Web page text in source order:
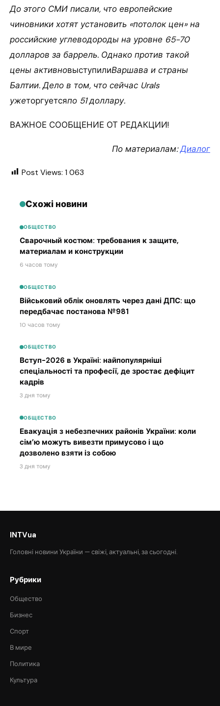
До этого СМИ писали, что европейские
чиновники хотят установить «потолок цен» на
российские углеводороды на уровне 65-70
долларов за баррель. Однако против такой
цены активновыступилиВаршава и страны
Балтии. Дело в том, что сейчас Urals
ужеторгуетсяпо 51 доллару.
ВАЖНОЕ СООБЩЕНИЕ ОТ РЕДАКЦИИ!
По материалам:Диалог
Post Views: 1 063
Схожі новини
ОБЩЕСТВО
Сварочный костюм: требования к защите,
материалам и конструкции
6 часов тому
ОБЩЕСТВО
Військовий облік оновлять через дані ДПС: що
передбачає постанова №981
10 часов тому
ОБЩЕСТВО
Вступ-2026 в Україні: найпопулярніші
спеціальності та професії, де зростає дефіцит
кадрів
3 дня тому
ОБЩЕСТВО
Евакуація з небезпечних районів України: коли
сім’ю можуть вивезти примусово і що
дозволено взяти із собою
3 дня тому
INTVua
Головні новини України — свіжі, актуальні, за сьогодні.
Рубрики
Общество
Бизнес
Спорт
В мире
Политика
Культура